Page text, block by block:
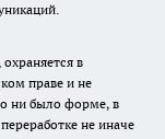
в
праве и не
ни было форме, в
не иначе